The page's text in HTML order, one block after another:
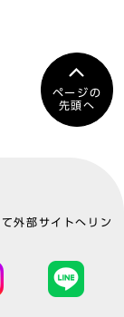
ページの
先頭へ
外部サイトへリン